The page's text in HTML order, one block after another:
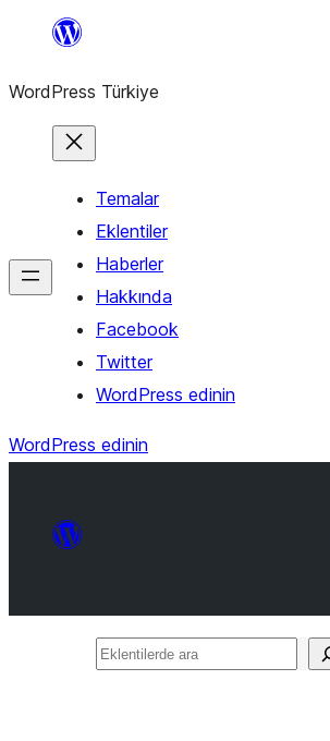
İçeriğe
WordPress Türkiye
Temalar
Eklentiler
Haberler
Hakkında
Facebook
Twitter
WordPress edinin
WordPress edinin
Eklentilerde